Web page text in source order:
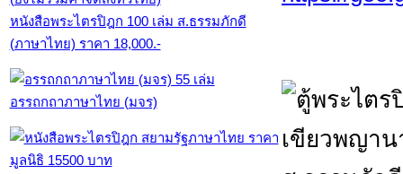
หนังสือพระไตรปิฎก 100 เล่ม ส.ธรรมภักดี
(ภาษาไทย) ราคา 18,000.-
อรรถกถาภาษาไทย (มจร)